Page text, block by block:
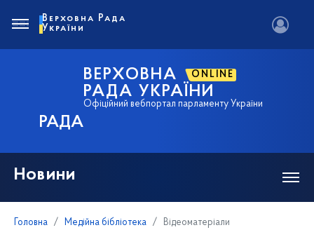
РАДА
ВЕРХОВНА ONLINE
РАДА УКРАЇНИ
Офіційний вебпортал парламенту України
Верховна Рада
України
Новини
Головна Медійна бібліотека Відеоматеріали